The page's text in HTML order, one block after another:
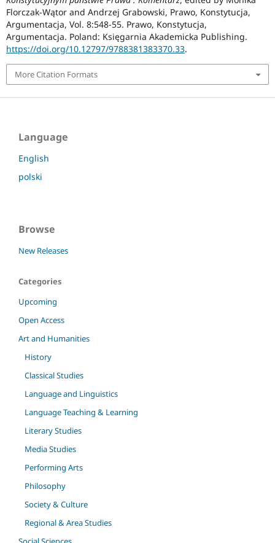
Florczak-Wątor and Andrzej Grabowski, Prawo, Konstytucja,
Argumentacja, Vol. 8:548-55. Prawo, Konstytucja,
Argumentacja. Poland: Księgarnia Akademicka Publishing.
https://doi.org/10.12797/9788381383370.33.
More Citation Formats
Language
English
polski
Browse
New Releases
Categories
Upcoming
Open Access
Art and Humanities
History
Classical Studies
Language and Linguistics
Language Teaching & Learning
Literary Studies
Media Studies
Performing Arts
Philosophy
Society & Culture
Regional & Area Studies